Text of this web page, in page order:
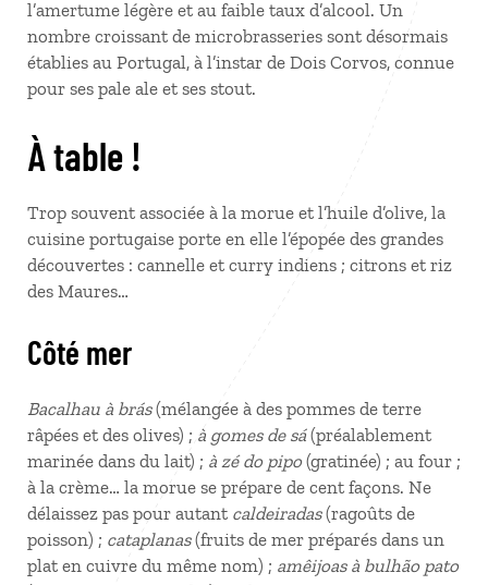
l’amertume légère et au faible taux d’alcool. Un
nombre croissant de microbrasseries sont désormais
établies au Portugal, à l’instar de Dois Corvos, connue
pour ses pale ale et ses stout.
À table !
Trop souvent associée à la morue et l’huile d’olive, la
cuisine portugaise porte en elle l’épopée des grandes
découvertes : cannelle et curry indiens ; citrons et riz
des Maures…
Côté mer
Bacalhau à brás(mélangée à des pommes de terre
râpées et des olives) ; à gomes de sá(préalablement
marinée dans du lait) ; à zé do pipo(gratinée) ; au four ;
à la crème… la morue se prépare de cent façons. Ne
délaissez pas pour autant caldeiradas(ragoûts de
poisson) ; cataplanas(fruits de mer préparés dans un
plat en cuivre du même nom) ; amêijoas à bulhão pato